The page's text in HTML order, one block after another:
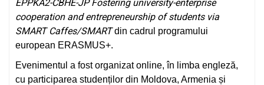
EPPKA2-CBHE-JP Fostering university-enterprise
cooperation and entrepreneurship of students via
SMART Caffes/SMARTdin cadrul programului
european ERASMUS+.
Evenimentul a fost organizat online, în limba engleză,
cu participarea studenților din Moldova, Armenia și